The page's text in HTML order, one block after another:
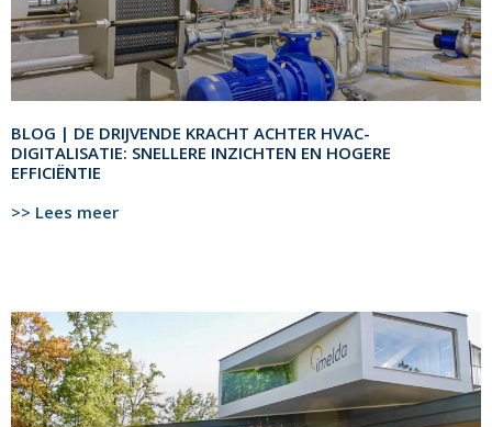
BLOG | DE DRIJVENDE KRACHT ACHTER HVAC-
DIGITALISATIE: SNELLERE INZICHTEN EN HOGERE
EFFICIËNTIE
>> Lees meer